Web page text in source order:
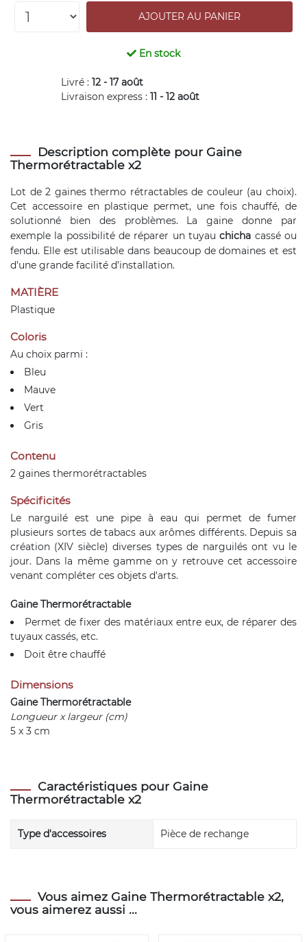
En stock
Livré : 12 - 17 août
Livraison express : 11 - 12 août
Description complète pour Gaine
Thermorétractable x2
Lot de 2 gaines thermo rétractables de couleur (au choix).
Cet accessoire en plastique permet, une fois chauffé, de
solutionné bien des problèmes. La gaine donne par
exemple la possibilité de réparer un tuyauchicha cassé ou
fendu. Elle est utilisable dans beaucoup de domaines et est
d’une grande facilité d’installation.
MATIÈRE
Plastique
Coloris
Au choix parmi :
Bleu
Mauve
Vert
Gris
Contenu
2 gaines thermorétractables
Spécificités
Le narguilé est une pipe à eau qui permet de fumer
plusieurs sortes de tabacs aux arômes différents. Depuis sa
création (XIV siècle) diverses types de narguilés ont vu le
jour. Dans la même gamme on y retrouve cet accessoire
venant compléter ces objets d'arts.
Gaine Thermorétractable
Permet de fixer des matériaux entre eux, de réparer des
tuyaux cassés, etc.
Doit être chauffé
Dimensions
Gaine Thermorétractable
Longueur x largeur (cm)
5 x 3 cm
Caractéristiques pour Gaine
Thermorétractable x2
Type d'accessoires Pièce de rechange
Vous aimez Gaine Thermorétractable x2,
vous aimerez aussi ...